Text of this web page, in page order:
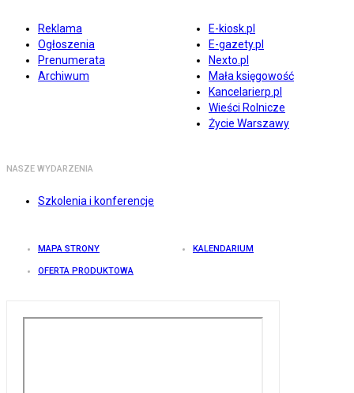
Reklama
Ogłoszenia
Prenumerata
Archiwum
E-kiosk.pl
E-gazety.pl
Nexto.pl
Mała księgowość
Kancelarierp.pl
Wieści Rolnicze
Życie Warszawy
NASZE WYDARZENIA
Szkolenia i konferencje
MAPA STRONY KALENDARIUM
OFERTA PRODUKTOWA